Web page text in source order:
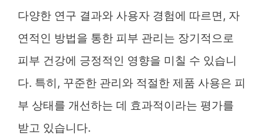
다양한 연구 결과와 사용자 경험에 따르면, 자
연적인 방법을 통한 피부 관리는 장기적으로
피부 건강에 긍정적인 영향을 미칠 수 있습니
다. 특히, 꾸준한 관리와 적절한 제품 사용은 피
부 상태를 개선하는 데 효과적이라는 평가를
받고 있습니다.